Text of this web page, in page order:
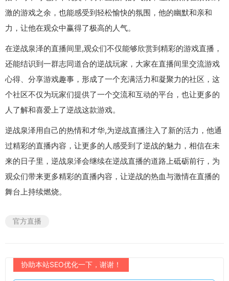
激的游戏之余，也能感受到轻松愉快的氛围，他的幽默和亲和
力，让他在观众中赢得了极高的人气。
在逆战泉泽的直播间里,观众们不仅能够欣赏到精彩的游戏直播，
还能结识到一群志同道合的逆战玩家，大家在直播间里交流游戏
心得、分享游戏趣事，形成了一个充满活力和凝聚力的社区，这
个社区不仅为玩家们提供了一个交流和互动的平台，也让更多的
人了解和喜爱上了逆战这款游戏。
逆战泉泽用自己的热情和才华,为逆战直播注入了新的活力，他通
过精彩的直播内容，让更多的人感受到了逆战的魅力，相信在未
来的日子里，逆战泉泽会继续在逆战直播的道路上砥砺前行，为
观众们带来更多精彩的直播内容，让逆战的热血与激情在直播的
舞台上持续燃烧。
官方直播
协助本站SEO优化一下，谢谢！